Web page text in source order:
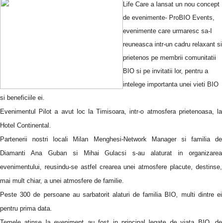
Life Care a lansat un nou concept
de evenimente- ProBIO Events,
evenimente care urmaresc sa-I
reuneasca intr-un cadru relaxant si
prietenos pe membrii comunitatii
BIO si pe invitatii lor, pentru a
intelege importanta unei vieti BIO
si beneficiile ei.
Evenimentul Pilot a avut loc laTimisoara, intr-o atmosfera prietenoasa, la
Hotel Continental.
Partenerii nostri locali Milan Menghesi-Network Manager si familia de
Diamanti Ana Guban si Mihai Gulacsi s-au alaturat in organizarea
evenimentului, reusindu-se astfel crearea unei atmosfere placute, destinse,
mai mult chiar, a unei atmosfere de familie.
Peste 300 de persoane au sarbatorit alaturi de familia BIO, multi dintre ei
pentru prima data.